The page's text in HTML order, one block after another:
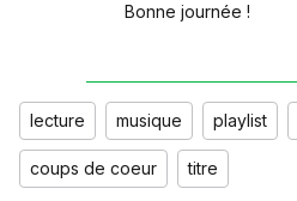
Bonne journée !
lecture musique playlist
coups de coeur titre